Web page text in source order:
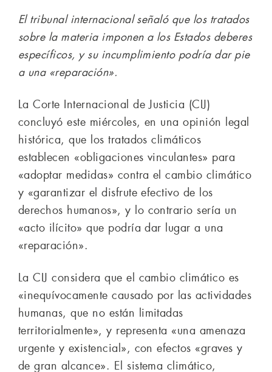
El tribunal internacional señaló que los tratados
sobre la materia imponen a los Estados deberes
específicos, y su incumplimiento podría dar pie
a una «reparación».
La Corte Internacional de Justicia (CIJ)
concluyó este miércoles, en una opinión legal
histórica, que los tratados climáticos
establecen «obligaciones vinculantes» para
«adoptar medidas» contra el cambio climático
y «garantizar el disfrute efectivo de los
derechos humanos», y lo contrario sería un
«acto ilícito» que podría dar lugar a una
«reparación».
La CIJ considera que el cambio climático es
«inequívocamente causado por las actividades
humanas, que no están limitadas
territorialmente», y representa «una amenaza
urgente y existencial», con efectos «graves y
de gran alcance». El sistema climático,